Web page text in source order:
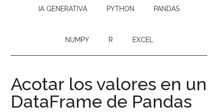
IA GENERATIVA PYTHON PANDAS
NUMPY R EXCEL
Acotar los valores en un
DataFrame de Pandas